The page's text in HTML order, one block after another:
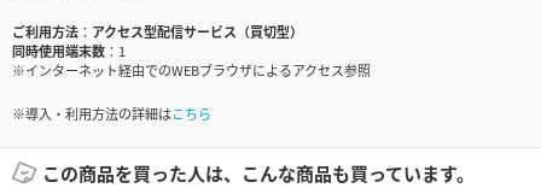
ご利用方法
アクセス型配信サービス（買切型）
同時使用端末数
1
※インターネット経由でのWEBブラウザによるアクセス参照
※導入・利用方法の詳細はこちら
この商品を買った人は、こんな商品も買っています。